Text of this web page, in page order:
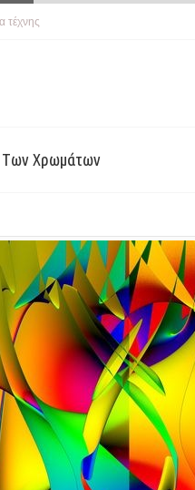
τέχνης
Των Χρωμάτων